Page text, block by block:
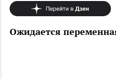
Ожидается